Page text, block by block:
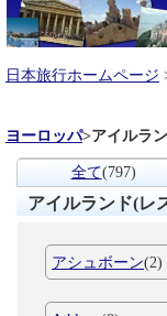
日本旅行ホームページ
ヨーロッパ>アイルラ
全て(797)
アイルランド(レ
アシュボーン(2)